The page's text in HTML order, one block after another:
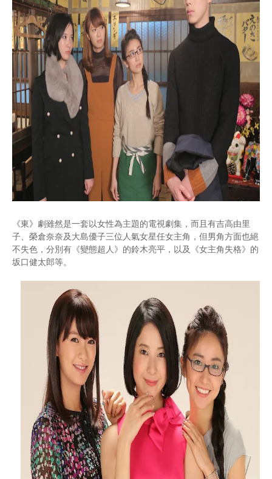
《東》劇雖然是一套以女性為主題的電視劇集，而且有吉高由里
子、榮倉奈奈及大島優子三位人氣女星任女主角，但男角方面也絕
不失色，分別有《變態超人》的鈴木亮平，以及《女主角失格》的
坂口健太郎等。